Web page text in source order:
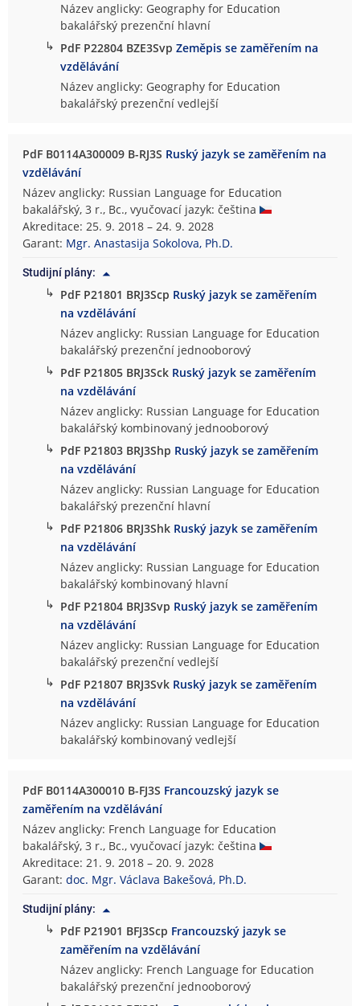
Název anglicky: Geography for Education
bakalářský prezenční hlavní
↳ PdF P22804 BZE3SvpZeměpis se zaměřením na
vzdělávání
Název anglicky: Geography for Education
bakalářský prezenční vedlejší
PdF B0114A300009 B-RJ3S Ruský jazyk se zaměřením na
vzdělávání
Název anglicky: Russian Language for Education
bakalářský, 3 r., Bc., vyučovací jazyk: čeština
Akreditace: 25. 9. 2018 – 24. 9. 2028
Garant: Mgr. Anastasija Sokolova, Ph.D.
Studijní plány:
↳ PdF P21801 BRJ3Scp Ruský jazyk se zaměřením
na vzdělávání
Název anglicky: Russian Language for Education
bakalářský prezenční jednooborový
↳ PdF P21805 BRJ3Sck Ruský jazyk se zaměřením
na vzdělávání
Název anglicky: Russian Language for Education
bakalářský kombinovaný jednooborový
↳ PdF P21803 BRJ3Shp Ruský jazyk se zaměřením
na vzdělávání
Název anglicky: Russian Language for Education
bakalářský prezenční hlavní
↳ PdF P21806 BRJ3Shk Ruský jazyk se zaměřením
na vzdělávání
Název anglicky: Russian Language for Education
bakalářský kombinovaný hlavní
↳ PdF P21804 BRJ3Svp Ruský jazyk se zaměřením
na vzdělávání
Název anglicky: Russian Language for Education
bakalářský prezenční vedlejší
↳ PdF P21807 BRJ3Svk Ruský jazyk se zaměřením
na vzdělávání
Název anglicky: Russian Language for Education
bakalářský kombinovaný vedlejší
PdF B0114A300010 B-FJ3S Francouzský jazyk se
zaměřením na vzdělávání
Název anglicky: French Language for Education
bakalářský, 3 r., Bc., vyučovací jazyk: čeština
Akreditace: 21. 9. 2018 – 20. 9. 2028
Garant:doc. Mgr. Václava Bakešová, Ph.D.
Studijní plány:
↳ PdF P21901 BFJ3Scp Francouzský jazyk se
zaměřením na vzdělávání
Název anglicky: French Language for Education
bakalářský prezenční jednooborový